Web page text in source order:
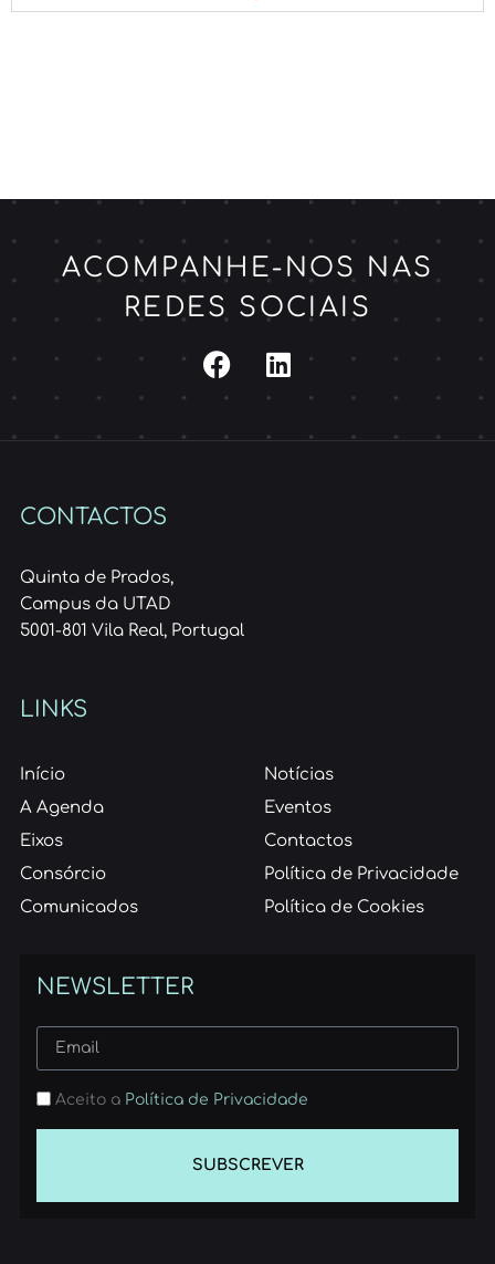
ACOMPANHE-NOS NAS
REDES SOCIAIS
CONTACTOS
Quinta de Prados,
Campus da UTAD
5001-801 Vila Real, Portugal
LINKS
Início
A Agenda
Eixos
Consórcio
Comunicados
Notícias
Eventos
Contactos
Política de Privacidade
Política de Cookies
NEWSLETTER
Aceito a Política de Privacidade
SUBSCREVER